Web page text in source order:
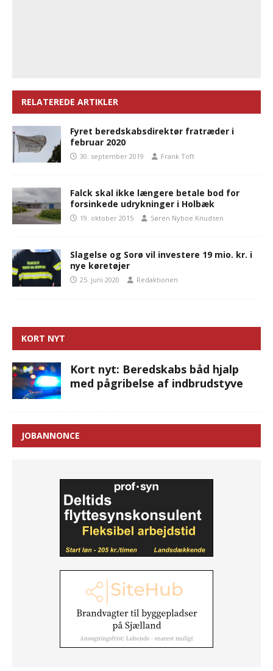
RELATEREDE ARTIKLER
Fyret beredskabsdirektør fratræder i
februar 2020
30. september 2019 Frank Toft
Falck skal ikke længere betale bod for
forsinkede udrykninger i Holbæk
19. oktober 2015 Søren Nyboe Knudsen
Slagelse og Sorø vil investere 19 mio. kr. i
nye køretøjer
25. juni 2020 Redaktionen
KORT NYT
Kort nyt: Beredskabs båd hjalp
med pågribelse af indbrudstyve
JOBANNONCE